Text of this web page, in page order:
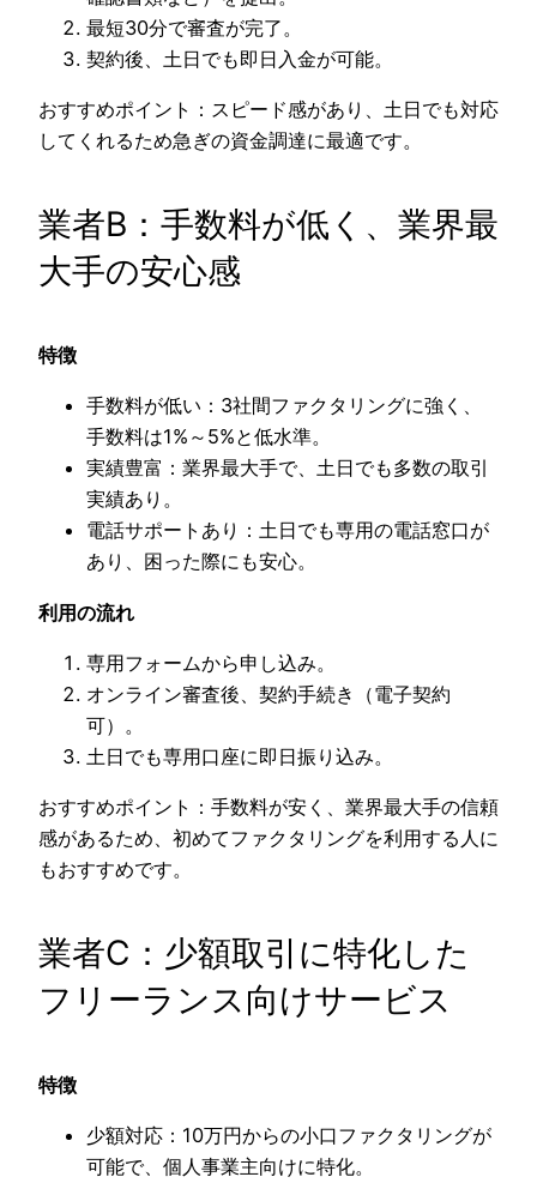
最短30分で審査が完了。
契約後、土日でも即日入金が可能。
おすすめポイント：スピード感があり、土日でも対応
してくれるため急ぎの資金調達に最適です。
業者B：手数料が低く、業界最
大手の安心感
特徴
手数料が低い：3社間ファクタリングに強く、
手数料は1%～5%と低水準。
実績豊富：業界最大手で、土日でも多数の取引
実績あり。
電話サポートあり：土日でも専用の電話窓口が
あり、困った際にも安心。
利用の流れ
専用フォームから申し込み。
オンライン審査後、契約手続き（電子契約
可）。
土日でも専用口座に即日振り込み。
おすすめポイント：手数料が安く、業界最大手の信頼
感があるため、初めてファクタリングを利用する人に
もおすすめです。
業者C：少額取引に特化した
フリーランス向けサービス
特徴
少額対応：10万円からの小口ファクタリングが
可能で、個人事業主向けに特化。